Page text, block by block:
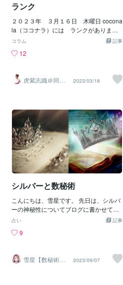
ランク
２０２３年 ３月１６日 木曜日 cocona
la（ココナラ）には ランクがありま
す。 実績に応じた評価ランクです。 登録
せん。 一件でも販売実績を挙げれば Ｒ
売実績で Ｂ（ブロンズ）ランク 直近三ヶ
月の販売実績十件以上が Ｓ（シルバー）
高位は直近三カ月の販売額 １０万円 こ
の『三ヶ月ルール』が満たされなければ
ランクを失う事に なります。 実績認定
は 毎月１日に発表されるそうです。 私は
年始の目標発表で ３月には「Ｒ」を ６月
には「Ｂ」を ９月には「Ｓ」を 年内には
「Ｇ」を獲る。 みたいな事を吠えてしま
いました。 あぁ～、 ＳＮＳで公言してい
るから 今更 取り消せないわぁ・・。 恥
っずかしい まあ、 お蔭様を持ちまして
私も夕べ 実績を十件にする事が出来まし
た！ これで Ｂ（ブロンズ）に昇格する条
件を満たしました。 従いまして 次に狙い
を達成すれば Ｓ（シルバー）を跳び越す
たいと思います。 これからは「数」で
は ありません。 販売額なので 時間が勝
記事
コラム
12
虎紫志織＠同じ
目線の『駆け込
2023/03/16
シルバーと数秘術
こんにちは、雪星です。 先日は、シルバ
ーの神秘性についてブログに書かせてい
ただきました。 今日は、シルバーと数秘
す。最後までお付き合い下さい。 カバラ
を持つ人のラッキーアイテムとされてい
ます。 そして、この運命数「１１」を持
記事
占い
9
雪星【数秘術／
四柱推命／オラ
2023/09/07